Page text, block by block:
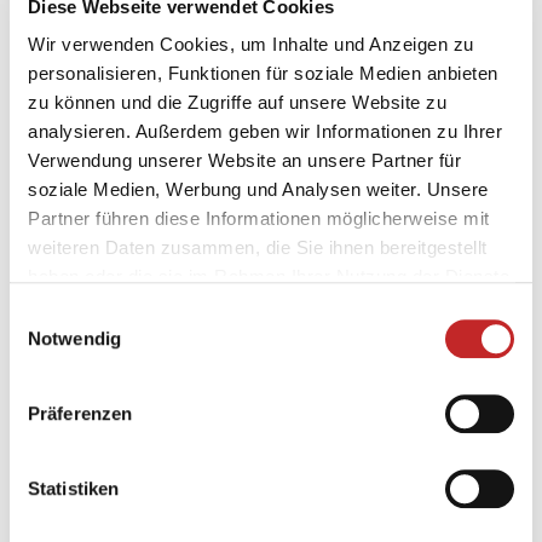
Diese Webseite verwendet Cookies
Wir verwenden Cookies, um Inhalte und Anzeigen zu
personalisieren, Funktionen für soziale Medien anbieten
zu können und die Zugriffe auf unsere Website zu
analysieren. Außerdem geben wir Informationen zu Ihrer
Verwendung unserer Website an unsere Partner für
soziale Medien, Werbung und Analysen weiter. Unsere
Partner führen diese Informationen möglicherweise mit
weiteren Daten zusammen, die Sie ihnen bereitgestellt
Notwendig
Präferenzen
Statistiken
zur Aktion anmelden
Das Fahrrad ist ideal für den Alltag
Wohin du auch fährst, deine Fitness/Gesundheit und
die Umwelt wissen es zu danken. Ob auf dem Weg
zur Arbeit, zur Schule, zum Einkaufen oder beim
Wochenendausflug.
Du erhöhst deine Leistungsfähigkeit und verbesserst
Deine Kraft, Ausdauer, Atemkapazität sowie deine